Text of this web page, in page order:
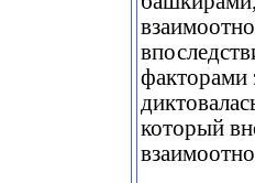
факторами
который